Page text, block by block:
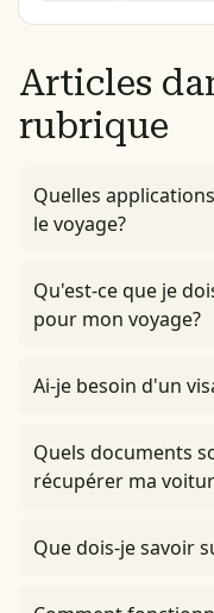
Articles
rubrique
Quelles
le voyage?
Qu'est-ce que je
pour mon voyage?
Ai-je besoin d'un
Quels documents
récupérer ma
Que dois-je savoir